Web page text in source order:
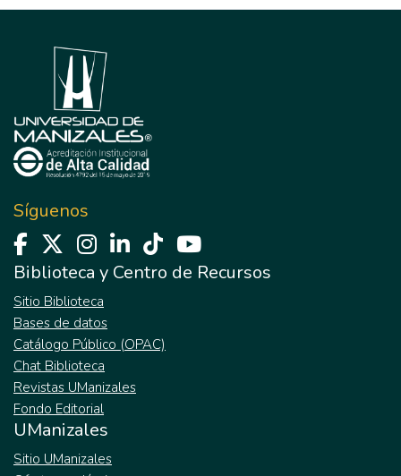
Síguenos
Biblioteca y Centro de Recursos
Sitio Biblioteca
Bases de datos
Catálogo Público (OPAC)
Chat Biblioteca
Revistas UManizales
Fondo Editorial
UManizales
Sitio UManizales